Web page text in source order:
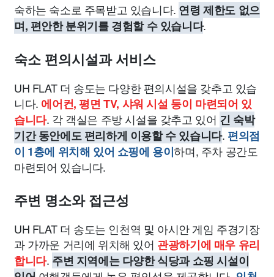
숙하는 숙소로 주목받고 있습니다. 연령 제한도 없으
며, 편안한 분위기를 경험할 수 있습니다.
숙소 편의시설과 서비스
UH FLAT 더 송도는 다양한 편의시설을 갖추고 있습
니다. 에어컨, 평면 TV, 샤워 시설 등이 마련되어 있
습니다. 각 객실은 주방 시설을 갖추고 있어 긴 숙박
기간 동안에도 편리하게 이용할 수 있습니다. 편의점
이 1층에 위치해 있어 쇼핑에 용이하며, 주차 공간도
마련되어 있습니다.
주변 명소와 접근성
UH FLAT 더 송도는 인천역 및 아시안 게임 주경기장
과 가까운 거리에 위치해 있어 관광하기에 매우 유리
합니다. 주변 지역에는 다양한 식당과 쇼핑 시설이